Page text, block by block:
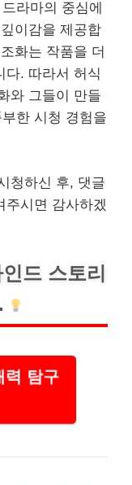
라마의 중심에
이감을 제공합
화는 작품을 더
다. 따라서 허식
와 그들이 만들
한 시청 경험을
청하신 후, 댓글
주시면 감사하겠
드 스토리
탐구